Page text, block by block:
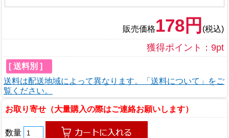
販売価格178円 (税込)
獲得ポイント：9pt
[ 送料別 ]
送料は配送地域によって異なります。「送料について」をご
覧ください。
お取り寄せ（大量購入の際はご連絡お願いします）
数量